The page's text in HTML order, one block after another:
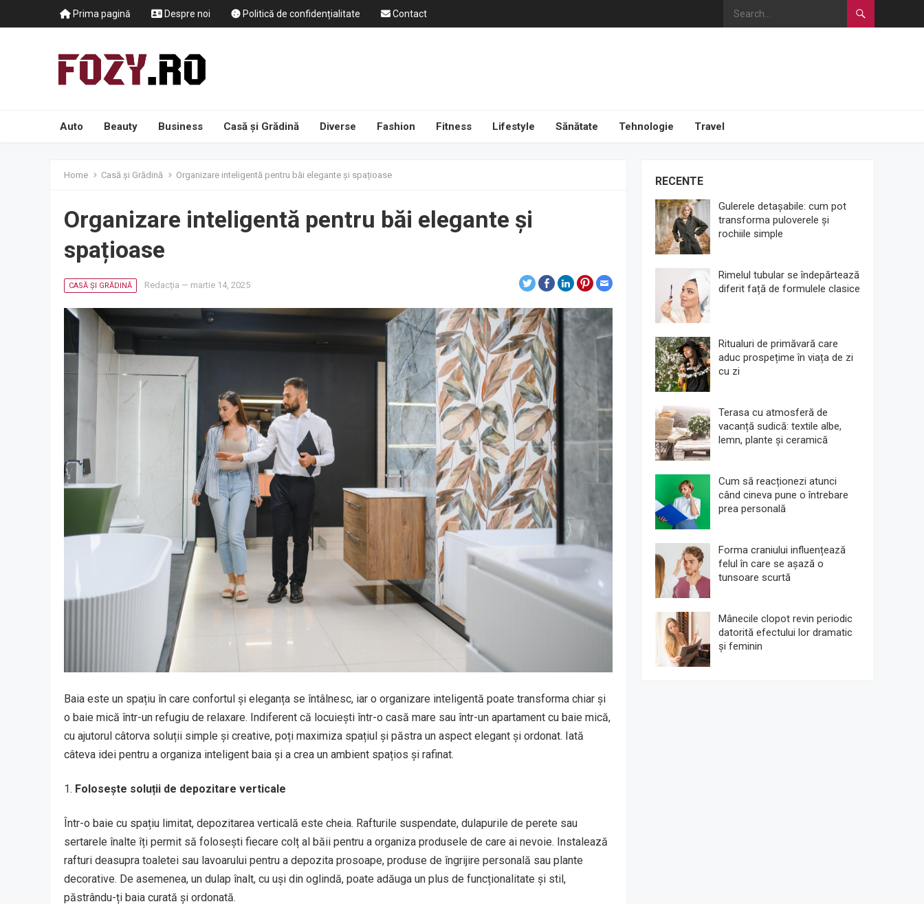
Prima pagină Despre noi Politică de confidențialitate Contact
Auto Beauty Business Casă și Grădină Diverse Fashion Fitness Lifestyle Sănătate Tehnologie Travel
Home Casă și Grădină Organizare inteligentă pentru băi elegante și spațioase
Organizare inteligentă pentru băi elegante și
spațioase
CASĂ ȘI GRĂDINĂ Redacția — martie 14, 2025
Baia este un spațiu în care confortul și eleganța se întâlnesc, iar o organizare inteligentă poate transforma chiar și
o baie mică într-un refugiu de relaxare. Indiferent că locuiești într-o casă mare sau într-un apartament cu baie mică,
cu ajutorul câtorva soluții simple și creative, poți maximiza spațiul și păstra un aspect elegant și ordonat. Iată
câteva idei pentru a organiza inteligent baia și a crea un ambient spațios și rafinat.
Folosește soluții de depozitare verticale
Într-o baie cu spațiu limitat, depozitarea verticală este cheia. Rafturile suspendate, dulapurile de perete sau
sertarele înalte îți permit să folosești fiecare colț al băii pentru a organiza produsele de care ai nevoie. Instalează
rafturi deasupra toaletei sau lavoarului pentru a depozita prosoape, produse de îngrijire personală sau plante
decorative. De asemenea, un dulap înalt, cu uși din oglindă, poate adăuga un plus de funcționalitate și stil,
păstrându-ți baia curată și ordonată.
RECENTE
Gulerele detașabile: cum pot
transforma puloverele și
rochiile simple
Rimelul tubular se îndepărtează
diferit față de formulele clasice
Ritualuri de primăvară care
aduc prospețime în viața de zi
cu zi
Terasa cu atmosferă de
vacanță sudică: textile albe,
lemn, plante și ceramică
Cum să reacționezi atunci
când cineva pune o întrebare
prea personală
Forma craniului influențează
felul în care se așază o
tunsoare scurtă
Mânecile clopot revin periodic
datorită efectului lor dramatic
și feminin